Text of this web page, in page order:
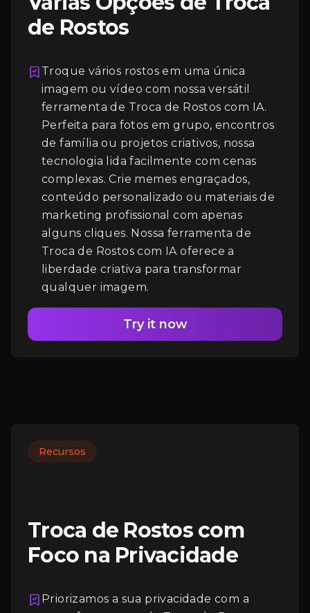
de Rostos
Troque vários rostos em uma única
imagem ou vídeo com nossa versátil
ferramenta de Troca de Rostos com IA.
Perfeita para fotos em grupo, encontros
de família ou projetos criativos, nossa
tecnologia lida facilmente com cenas
complexas. Crie memes engraçados,
conteúdo personalizado ou materiais de
marketing profissional com apenas
alguns cliques. Nossa ferramenta de
Troca de Rostos com IA oferece a
liberdade criativa para transformar
qualquer imagem.
Try it now
Recursos
Troca de Rostos com
Foco na Privacidade
Priorizamos a sua privacidade com a